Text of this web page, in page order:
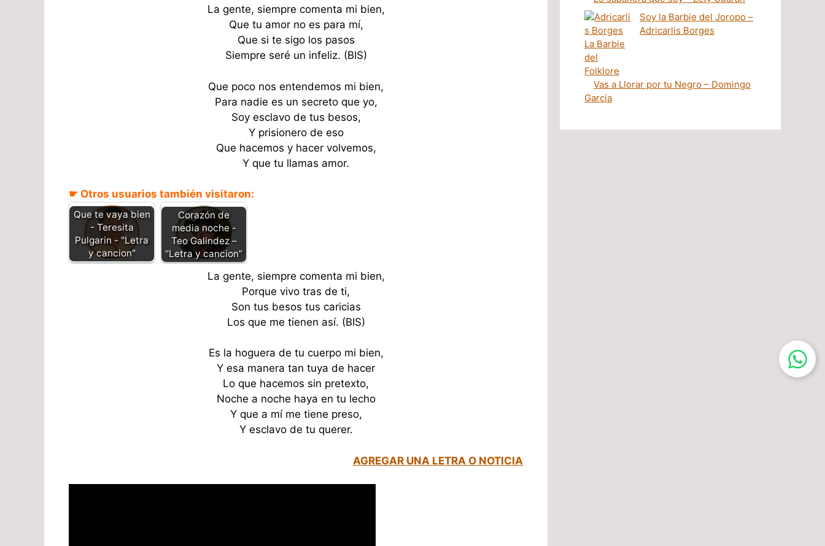
La gente, siempre comenta mi bien,
Que tu amor no es para mí,
Que si te sigo los pasos
Siempre seré un infeliz. (BIS)
Que poco nos entendemos mi bien,
Para nadie es un secreto que yo,
Soy esclavo de tus besos,
Y prisionero de eso
Que hacemos y hacer volvemos,
Y que tu llamas amor.
☛ Otros usuarios también visitaron:
Que te vaya bien
- Teresita
Pulgarin - "Letra
y cancion"
Corazón de
media noche -
Teo Galindez –
“Letra y cancion”
La gente, siempre comenta mi bien,
Porque vivo tras de ti,
Son tus besos tus caricias
Los que me tienen así. (BIS)
Es la hoguera de tu cuerpo mi bien,
Y esa manera tan tuya de hacer
Lo que hacemos sin pretexto,
Noche a noche haya en tu lecho
Y que a mí me tiene preso,
Y esclavo de tu querer.
AGREGAR UNA LETRA O NOTICIA
Soy la Barbie del Joropo –
Adricarlis Borges
Vas a Llorar por tu Negro – Domingo
García